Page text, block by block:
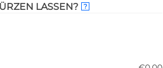
LASSEN? ?